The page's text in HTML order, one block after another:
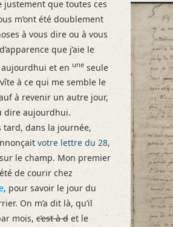
Mscr.Dresd.e.90,XIX,Bd.8,Nr.14
auf Doppelbl., hs. m. U.
justement que toutes ces
m’ont été doublement
à vous dire ou à vous
que j’aie le
et en une seule
à ce qui me semble le
à revenir un autre jour,
dire aujourdhui.
tard, dans la journée,
votre lettre du 28,
le champ. Mon premier
de courir chez
, pour savoir le jour du
On m’a dit là, qu’il
mois, c’est à d et le